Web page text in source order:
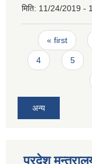
मिति: 11/24/2019 -
Pages
« first
4 5
अन्य
प्रदेश